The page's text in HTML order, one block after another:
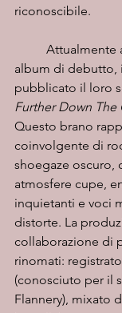
riconoscibile.
album di debutto, i
pubblicato il loro
Further Down The
Questo brano
coinvolgente di
shoegaze oscuro,
atmosfere cupe,
inquietanti e voci
distorte. La
collaborazione di
rinomati:
(conosciuto per il
Flannery), mixato